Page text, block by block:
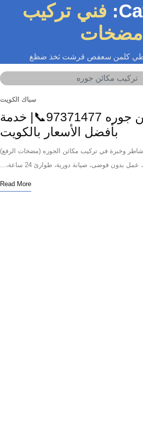
فني تركيب
كلمن سعفص قرشت ثخذ ضظغ
سباك الكويت
تركيب مكائن جوره 97371477📞| خدمة
بأفضل الأسعار بالكويت
في تركيب مكائن الجوره (مضخات الرفع)
فوضى، صيانة دورية، طوارئ 24 ساعة،...
Read More